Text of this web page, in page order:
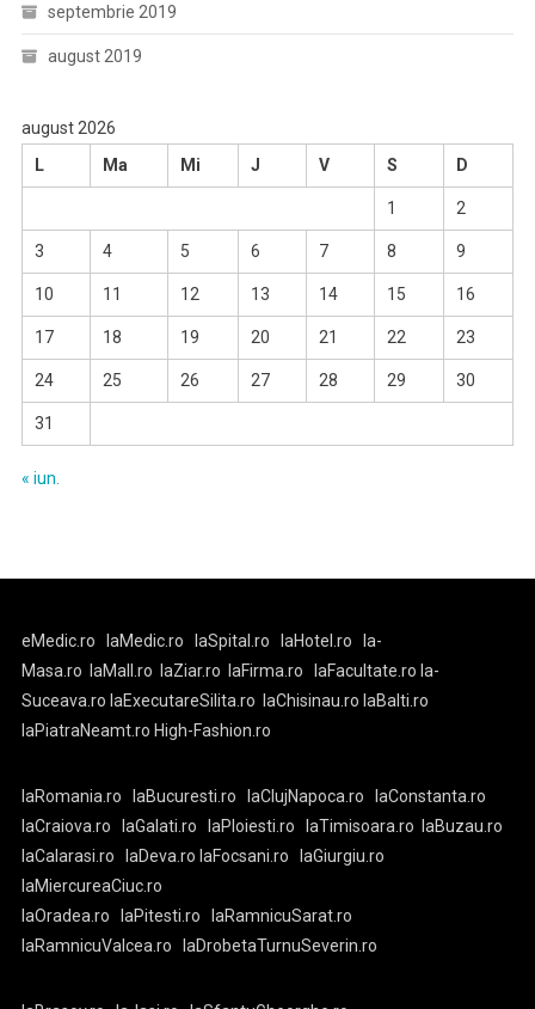
septembrie 2019
august 2019
august 2026
L
Ma Mi J V S D
1 2
3 4 5 6 7 8 9
10 11 12 13 14 15 16
17 18 19 20 21 22 23
24 25 26 27 28 29 30
31
« iun.
eMedic.ro laMedic.ro laSpital.ro laHotel.ro
la-
Masa.ro
laMall.ro laZiar.ro laFirma.ro laFacultate.ro la-
Suceava.ro laExecutareSilita.ro laChisinau.ro laBalti.ro
laPiatraNeamt.ro High-Fashion.ro
laRomania.ro laBucuresti.ro laClujNapoca.ro
laConstanta.ro
laCraiova.ro
laGalati.ro laPloiesti.ro laTimisoara.ro
laBuzau.ro
laCalarasi.ro
laDeva.ro laFocsani.ro
laGiurgiu.ro
laMiercureaCiuc.ro
laOradea.ro
laPitesti.ro
laRamnicuSarat.ro
laRamnicuValcea.ro
laDrobetaTurnuSeverin.ro